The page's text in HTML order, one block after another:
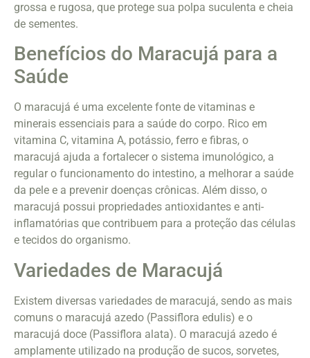
grossa e rugosa, que protege sua polpa suculenta e cheia
de sementes.
Benefícios do Maracujá para a
Saúde
O maracujá é uma excelente fonte de vitaminas e
minerais essenciais para a saúde do corpo. Rico em
vitamina C, vitamina A, potássio, ferro e fibras, o
maracujá ajuda a fortalecer o sistema imunológico, a
regular o funcionamento do intestino, a melhorar a saúde
da pele e a prevenir doenças crônicas. Além disso, o
maracujá possui propriedades antioxidantes e anti-
inflamatórias que contribuem para a proteção das células
e tecidos do organismo.
Variedades de Maracujá
Existem diversas variedades de maracujá, sendo as mais
comuns o maracujá azedo (Passiflora edulis) e o
maracujá doce (Passiflora alata). O maracujá azedo é
amplamente utilizado na produção de sucos, sorvetes,